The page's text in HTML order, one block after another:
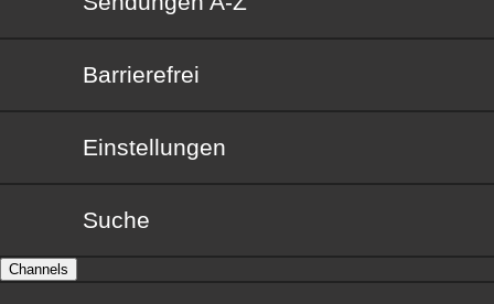
Barrierefrei
Barrierefrei
Einstellungen
Suche
Channels